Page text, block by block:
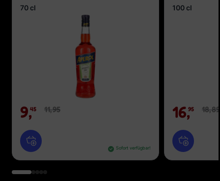
70 cl
9,45 11,95
Sofort verfügbar!
100 cl
16,95 18,89